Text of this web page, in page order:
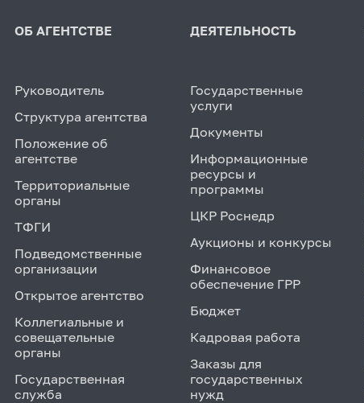
ОБ АГЕНТСТВЕ
Руководитель
Структура агентства
Положение об
агентстве
Территориальные
органы
ТФГИ
Подведомственные
организации
Открытое агентство
Коллегиальные и
совещательные
органы
Государственная
служба
ДЕЯТЕЛЬНОСТЬ
Государственные
услуги
Документы
Информационные
ресурсы и
программы
ЦКР Роснедр
Аукционы и конкурсы
Финансовое
обеспечение ГРР
Бюджет
Кадровая работа
Заказы для
государственных
нужд